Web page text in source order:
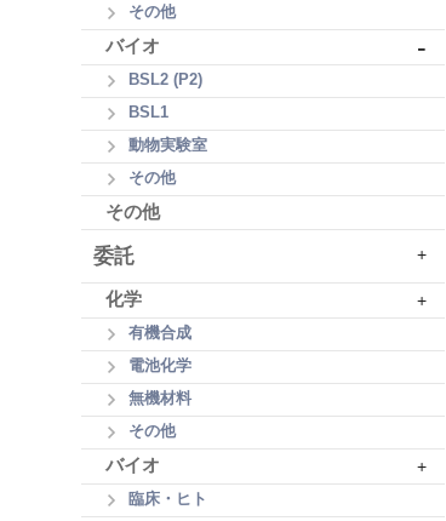
その他
バイオ -
BSL2 (P2)
BSL1
動物実験室
その他
その他
委託 +
化学 +
有機合成
電池化学
無機材料
その他
バイオ +
臨床・ヒト